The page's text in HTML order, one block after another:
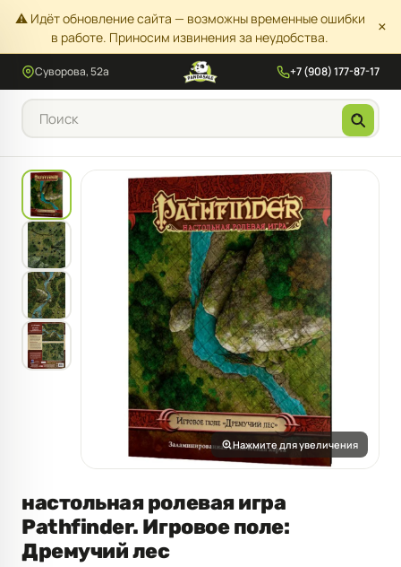
⚠️ Идёт обновление сайта — возможны временные ошибки
в работе. Приносим извинения за неудобства.
×
Суворова, 52а +7 (908) 177-87-17
Нажмите для увеличения
настольная ролевая игра
Pathfinder. Игровое поле:
Дремучий лес